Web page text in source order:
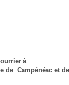
à:
de Campénéac et